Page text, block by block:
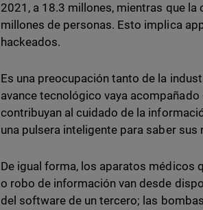
2021, a 18.3 millones, mientras que
millones de personas. Esto implica
hackeados.
Es una preocupación tanto de la
avance tecnológico vaya
contribuyan al cuidado de la
una pulsera inteligente para saber
De igual forma, los aparatos médicos
o robo de información van desde
del software de un tercero; las